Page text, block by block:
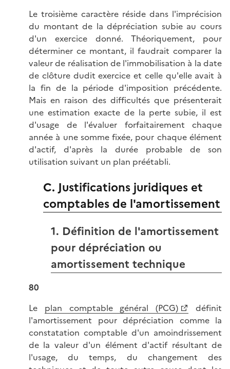
Le troisième caractère réside dans l'imprécision
du montant de la dépréciation subie au cours
d'un exercice donné. Théoriquement, pour
déterminer ce montant, il faudrait comparer la
valeur de réalisation de l'immobilisation à la date
de clôture dudit exercice et celle qu'elle avait à
la fin de la période d'imposition précédente.
Mais en raison des difficultés que présenterait
une estimation exacte de la perte subie, il est
d'usage de l'évaluer forfaitairement chaque
année à une somme fixée, pour chaque élément
d'actif, d'après la durée probable de son
utilisation suivant un plan préétabli.
C. Justifications juridiques et
comptables de l'amortissement
1. Définition de l'amortissement
pour dépréciation ou
amortissement technique
80
Le plan comptable général (PCG)
définit
l'amortissement pour dépréciation comme la
constatation comptable d'un amoindrissement
de la valeur d'un élément d'actif résultant de
l'usage, du temps, du changement des